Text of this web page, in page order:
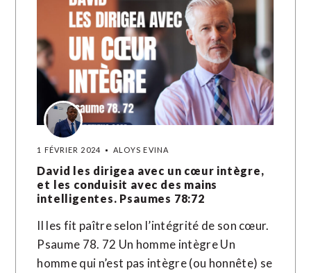
1 FÉVRIER 2024 ALOYS EVINA
David les dirigea avec un cœur intègre,
et les conduisit avec des mains
intelligentes. Psaumes 78:72
Il les fit paître selon l’intégrité de son cœur.
Psaume 78. 72 Un homme intègre Un
homme qui n’est pas intègre (ou honnête) se